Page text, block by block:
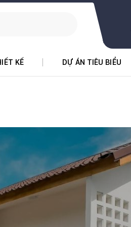
KẾ DỰ ÁN TIÊU BIỂU